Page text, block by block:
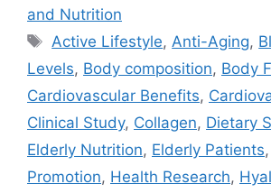
and Nutrition
Active Lifestyle, Anti-Aging,
Levels, Body composition, Body
Cardiovascular Benefits,
Clinical Study, Collagen, Dietary
Elderly Nutrition, Elderly Patients,
Promotion, Health Research,